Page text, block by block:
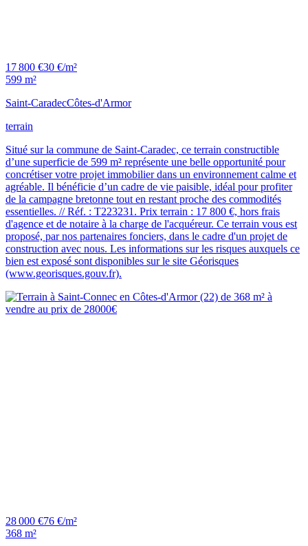
17 800 €30 €/m²
599 m²
Saint-CaradecCôtes-d'Armor
terrain
Situé sur la commune de Saint-Caradec, ce terrain constructible
d’une superficie de 599 m² représente une belle opportunité pour
concrétiser votre projet immobilier dans un environnement calme et
agréable. Il bénéficie d’un cadre de vie paisible, idéal pour profiter
de la campagne bretonne tout en restant proche des commodités
essentielles. // Réf. : T223231. Prix terrain : 17 800 €, hors frais
d'agence et de notaire à la charge de l'acquéreur. Ce terrain vous est
proposé, par nos partenaires fonciers, dans le cadre d'un projet de
construction avec nous. Les informations sur les risques auxquels ce
bien est exposé sont disponibles sur le site Géorisques
(www.georisques.gouv.fr).
28 000 €76 €/m²
368 m²